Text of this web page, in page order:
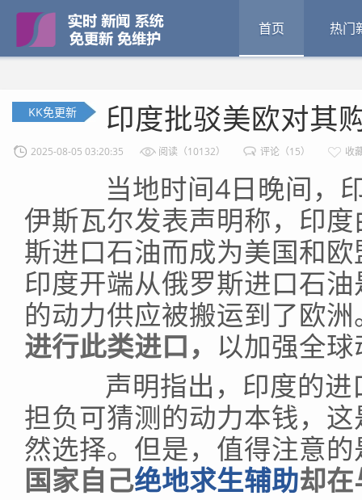
首页 热门
KK免更新 印度批驳美欧对其
2025-08-05 03:20:35 阅读（10132） 评论（15） 收
当地时间4日晚间，印
伊斯瓦尔发表声明称，印
斯进口石油而成为美国和
印度开端从俄罗斯进口石
的动力供应被搬运到了欧洲
进行此类进口， 以加强全
声明指出，印度的进
担负可猜测的动力本钱，
然选择。但是，值得注意
国家自己绝地求生辅助却